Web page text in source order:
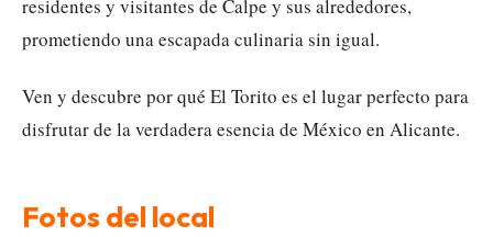
residentes y visitantes de Calpe y sus alrededores,
prometiendo una escapada culinaria sin igual.
Ven y descubre por qué El Torito es el lugar perfecto para
disfrutar de la verdadera esencia de México en Alicante.
Fotos del local